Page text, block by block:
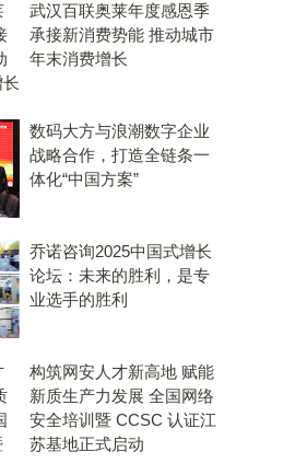
武汉百联奥莱年度感恩季
承接新消费势能 推动城市
年末消费增长
数码大方与浪潮数字企业
战略合作，打造全链条一
体化“中国方案”
乔诺咨询2025中国式增长
论坛：未来的胜利，是专
业选手的胜利
构筑网安人才新高地 赋能
新质生产力发展 全国网络
安全培训暨 CCSC 认证江
苏基地正式启动